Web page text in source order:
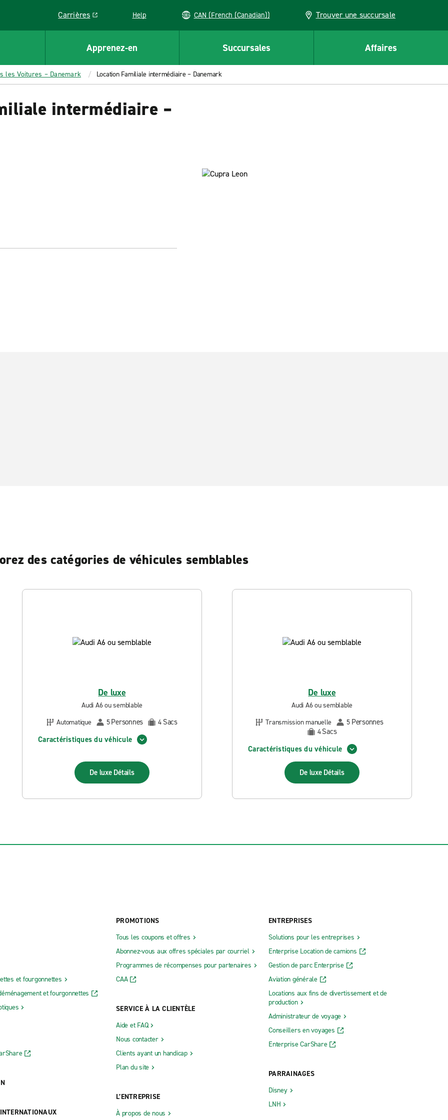
Carrières
Link opens in a new window
Help CAN (French (Canadian)) Trouver une succursale
Apprenez-en Succursales Affaires
les Voitures – Danemark Location Familiale intermédiaire – Danemark
intermédiaire –
des catégories de véhicules semblables
De luxe
Audi A6 ou semblable
Automatique
5Personnes 4 Sacs
Caractéristiques du véhicule
De luxe Détails
De luxe
Audi A6 ou semblable
Transmission manuelle
5 Personnes
4Sacs
Caractéristiques du véhicule
De luxe Détails
et fourgonnettes
et fourgonnettes
PROMOTIONS
Tous les coupons et offres
Abonnez-vous aux offres spéciales par courriel
Programmes de récompenses pour partenaires
CAA
SERVICE À LA CLIENTÈLE
Aide et FAQ
Nous contacter
Clients ayant un handicap
Plan du site
L’ENTREPRISE
À propos de nous
ENTREPRISES
Solutions pour les entreprises
Enterprise Location de camions
Gestion de parc Enterprise
Aviation générale
Locations aux fins de divertissement et de
production
Administrateur de voyage
Conseillers en voyages
Enterprise CarShare
PARRAINAGES
Disney
LNH